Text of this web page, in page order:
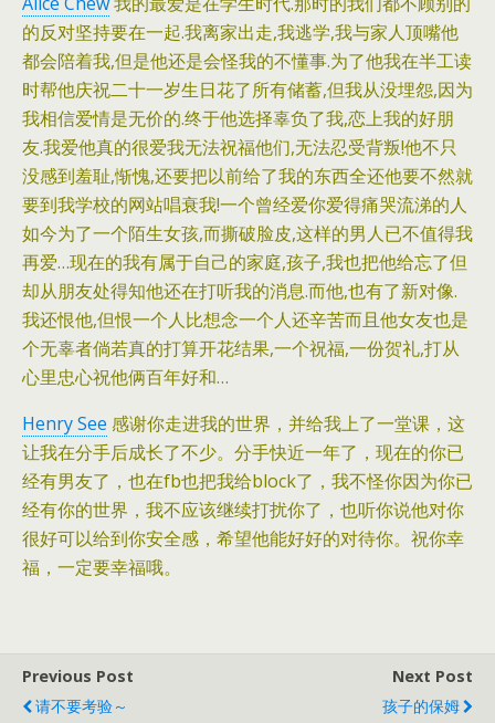
的反对坚持要在一起.我离家出走,我逃学,我与家人顶嘴他
都会陪着我,但是他还是会怪我的不懂事.为了他我在半工读
时帮他庆祝二十一岁生日花了所有储蓄,但我从没埋怨,因为
我相信爱情是无价的.终于他选择辜负了我,恋上我的好朋
友.我爱他真的很爱我无法祝福他们,无法忍受背叛!他不只
没感到羞耻,惭愧,还要把以前给了我的东西全还他要不然就
要到我学校的网站唱衰我!一个曾经爱你爱得痛哭流涕的人
如今为了一个陌生女孩,而撕破脸皮,这样的男人已不值得我
再爱…现在的我有属于自己的家庭,孩子,我也把他给忘了但
却从朋友处得知他还在打听我的消息.而他,也有了新对像.
我还恨他,但恨一个人比想念一个人还辛苦而且他女友也是
个无辜者倘若真的打算开花结果,一个祝福,一份贺礼,打从
心里忠心祝他俩百年好和…
Henry See 感谢你走进我的世界，并给我上了一堂课，这
让我在分手后成长了不少。分手快近一年了，现在的你已
经有男友了，也在fb也把我给block了，我不怪你因为你已
经有你的世界，我不应该继续打扰你了，也听你说他对你
很好可以给到你安全感，希望他能好好的对待你。祝你幸
福，一定要幸福哦。
Previous Post
请不要考验～
Next Post
孩子的保姆